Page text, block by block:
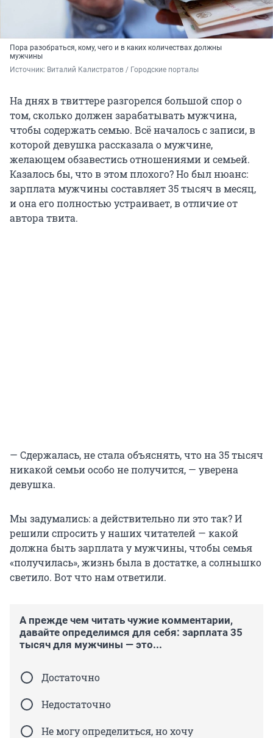
Пора разобраться, кому, чего и в каких количествах должны
мужчины
Источник: Виталий Калистратов / Городские порталы
На днях в твиттере разгорелся большой спор о
том, сколько должен зарабатывать мужчина,
чтобы содержать семью. Всё началось с записи, в
которой девушка рассказала о мужчине,
желающем обзавестись отношениями и семьей.
Казалось бы, что в этом плохого? Но был нюанс:
зарплата мужчины составляет 35 тысяч в месяц,
и она его полностью устраивает, в отличие от
автора твита.
— Сдержалась, не стала объяснять, что на 35 тысяч
никакой семьи особо не получится, — уверена
девушка.
Мы задумались: а действительно ли это так? И
решили спросить у наших читателей — какой
должна быть зарплата у мужчины, чтобы семья
«получилась», жизнь была в достатке, а солнышко
светило. Вот что нам ответили.
А прежде чем читать чужие комментарии,
давайте определимся для себя: зарплата 35
тысяч для мужчины — это...
Достаточно
Недостаточно
Не могу определиться, но хочу